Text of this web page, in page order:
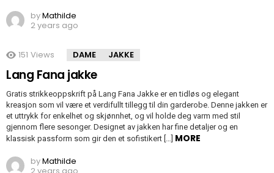
byMathilde
2 years ago
151 Views DAME JAKKE
Lang Fana jakke
Gratis strikkeoppskrift på Lang Fana Jakke er en tidløs og elegant
kreasjon som vil være et verdifullt tillegg til din garderobe. Denne jakken er
et uttrykk for enkelhet og skjønnhet, og vil holde deg varm med stil
gjennom flere sesonger. Designet av jakken har fine detaljer og en
klassisk passform som gir den et sofistikert […] MORE
byMathilde